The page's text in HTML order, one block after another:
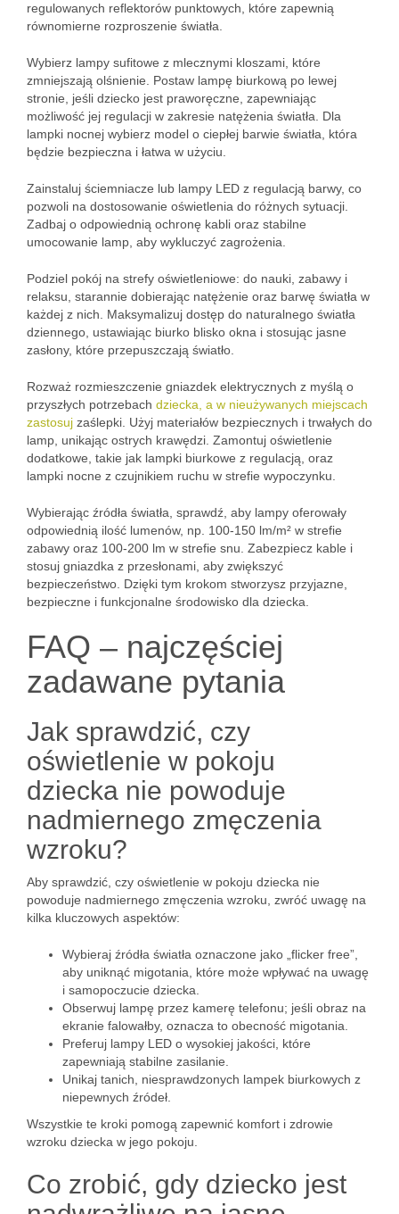
regulowanych reflektorów punktowych, które zapewnią
równomierne rozproszenie światła.
Wybierz lampy sufitowe z mlecznymi kloszami, które
zmniejszają olśnienie. Postaw lampę biurkową po lewej
stronie, jeśli dziecko jest praworęczne, zapewniając
możliwość jej regulacji w zakresie natężenia światła. Dla
lampki nocnej wybierz model o ciepłej barwie światła, która
będzie bezpieczna i łatwa w użyciu.
Zainstaluj ściemniacze lub lampy LED z regulacją barwy, co
pozwoli na dostosowanie oświetlenia do różnych sytuacji.
Zadbaj o odpowiednią ochronę kabli oraz stabilne
umocowanie lamp, aby wykluczyć zagrożenia.
Podziel pokój na strefy oświetleniowe: do nauki, zabawy i
relaksu, starannie dobierając natężenie oraz barwę światła w
każdej z nich. Maksymalizuj dostęp do naturalnego światła
dziennego, ustawiając biurko blisko okna i stosując jasne
zasłony, które przepuszczają światło.
Rozważ rozmieszczenie gniazdek elektrycznych z myślą o
przyszłych potrzebach dziecka, a w nieużywanych miejscach
zastosuj zaślepki. Użyj materiałów bezpiecznych i trwałych do
lamp, unikając ostrych krawędzi. Zamontuj oświetlenie
dodatkowe, takie jak lampki biurkowe z regulacją, oraz
lampki nocne z czujnikiem ruchu w strefie wypoczynku.
Wybierając źródła światła, sprawdź, aby lampy oferowały
odpowiednią ilość lumenów, np. 100-150 lm/m² w strefie
zabawy oraz 100-200 lm w strefie snu. Zabezpiecz kable i
stosuj gniazdka z przesłonami, aby zwiększyć
bezpieczeństwo. Dzięki tym krokom stworzysz przyjazne,
bezpieczne i funkcjonalne środowisko dla dziecka.
FAQ – najczęściej
zadawane pytania
Jak sprawdzić, czy
oświetlenie w pokoju
dziecka nie powoduje
nadmiernego zmęczenia
wzroku?
Aby sprawdzić, czy oświetlenie w pokoju dziecka nie
powoduje nadmiernego zmęczenia wzroku, zwróć uwagę na
kilka kluczowych aspektów:
Wybieraj źródła światła oznaczone jako „flicker free”,
aby uniknąć migotania, które może wpływać na uwagę
i samopoczucie dziecka.
Obserwuj lampę przez kamerę telefonu; jeśli obraz na
ekranie falowałby, oznacza to obecność migotania.
Preferuj lampy LED o wysokiej jakości, które
zapewniają stabilne zasilanie.
Unikaj tanich, niesprawdzonych lampek biurkowych z
niepewnych źródeł.
Wszystkie te kroki pomogą zapewnić komfort i zdrowie
wzroku dziecka w jego pokoju.
Co zrobić, gdy dziecko jest